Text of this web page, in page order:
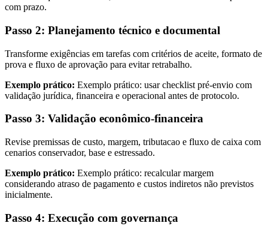
com prazo.
Passo 2: Planejamento técnico e documental
Transforme exigências em tarefas com critérios de aceite, formato de
prova e fluxo de aprovação para evitar retrabalho.
Exemplo prático: Exemplo prático: usar checklist pré-envio com
validação jurídica, financeira e operacional antes de protocolo.
Passo 3: Validação econômico-financeira
Revise premissas de custo, margem, tributacao e fluxo de caixa com
cenarios conservador, base e estressado.
Exemplo prático: Exemplo prático: recalcular margem
considerando atraso de pagamento e custos indiretos não previstos
inicialmente.
Passo 4: Execução com governança